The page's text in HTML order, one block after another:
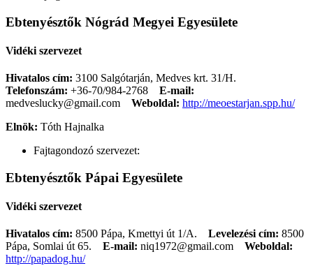
Ebtenyésztők Nógrád Megyei Egyesülete
Vidéki szervezet
Hivatalos cím: 3100 Salgótarján, Medves krt. 31/H.
Telefonszám: +36-70/984-2768
E-mail:
medveslucky@gmail.com
Weboldal: http://meoestarjan.spp.hu/
Elnök: Tóth Hajnalka
Fajtagondozó szervezet:
Ebtenyésztők Pápai Egyesülete
Vidéki szervezet
Hivatalos cím: 8500 Pápa, Kmettyi út 1/A. Levelezési cím: 8500
Pápa, Somlai út 65.
E-mail: niq1972@gmail.com
Weboldal:
http://papadog.hu/